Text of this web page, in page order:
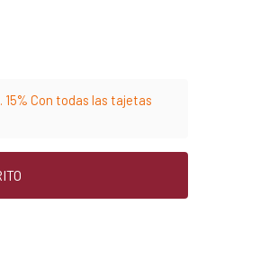
Con todas las tajetas